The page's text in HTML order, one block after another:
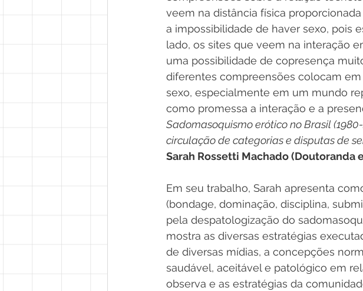
veem na distância física
a impossibilidade de haver sexo, pois
lado, os sites que veem na interação
uma possibilidade de copresença
diferentes compreensões colocam
sexo, especialmente em um mundo
como promessa a interação e a
Sadomasoquismo erótico no Brasil
circulação de categorias e disputas de
Sarah Rossetti Machado (Doutoranda
Em seu trabalho, Sarah apresenta
(bondage, dominação, disciplina,
pela despatologização do
mostra as diversas estratégias
de diversas mídias, a concepções
saudável, aceitável e patológico em
observa e as estratégias da